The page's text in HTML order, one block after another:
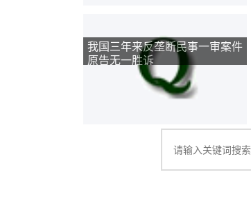
我国三年来反垄断民事一审案件
原告无一胜诉